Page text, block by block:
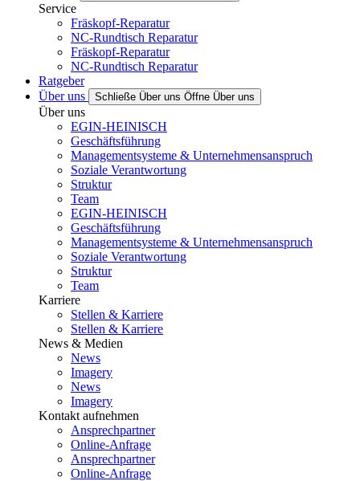
Service
Fräskopf-Reparatur
NC-Rundtisch Reparatur
Fräskopf-Reparatur
NC-Rundtisch Reparatur
Ratgeber
Über uns
Schließe Über uns Öffne Über uns
Über uns
EGIN-HEINISCH
Geschäftsführung
Managementsysteme & Unternehmensanspruch
Soziale Verantwortung
Struktur
Team
EGIN-HEINISCH
Geschäftsführung
Managementsysteme & Unternehmensanspruch
Soziale Verantwortung
Struktur
Team
Karriere
Stellen & Karriere
Stellen & Karriere
News & Medien
News
Imagery
News
Imagery
Kontakt aufnehmen
Ansprechpartner
Online-Anfrage
Ansprechpartner
Online-Anfrage